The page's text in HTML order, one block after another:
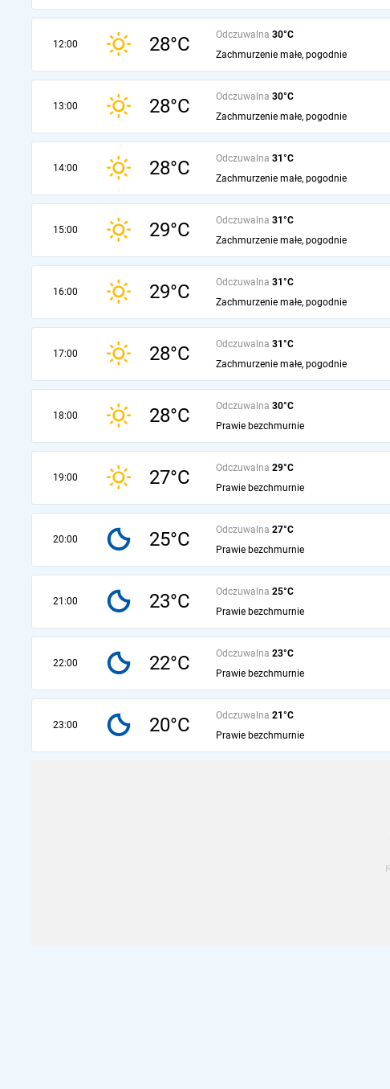
12:00 28°C Odczuwalna 30°C
Zachmurzenie małe, pogodnie
13:00 28°C Odczuwalna 30°C
Zachmurzenie małe, pogodnie
14:00 28°C Odczuwalna 31°C
Zachmurzenie małe, pogodnie
15:00 29°C Odczuwalna 31°C
Zachmurzenie małe, pogodnie
16:00 29°C Odczuwalna 31°C
Zachmurzenie małe, pogodnie
17:00 28°C Odczuwalna 31°C
Zachmurzenie małe, pogodnie
18:00 28°C Odczuwalna 30°C
Prawie bezchmurnie
19:00 27°C Odczuwalna 29°C
Prawie bezchmurnie
20:00 25°C Odczuwalna 27°C
Prawie bezchmurnie
21:00 23°C Odczuwalna 25°C
Prawie bezchmurnie
22:00 22°C Odczuwalna 23°C
Prawie bezchmurnie
23:00 20°C Odczuwalna 21°C
Prawie bezchmurnie